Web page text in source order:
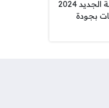
تردد قناة تنة ورنة الجديد 2024
بجودة